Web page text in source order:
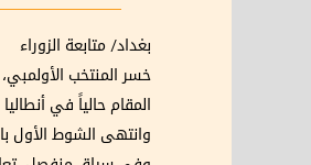
بغداد/ متابعة الزوراء
خسر المنتخب
المقام حالياً في أنطاليا
وانتهى الشوط الأول